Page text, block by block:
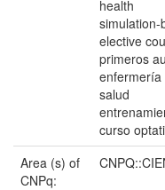
health
simulation-
elective
primeros
enfermería
salud
curso
Area (s) of
CNPq: